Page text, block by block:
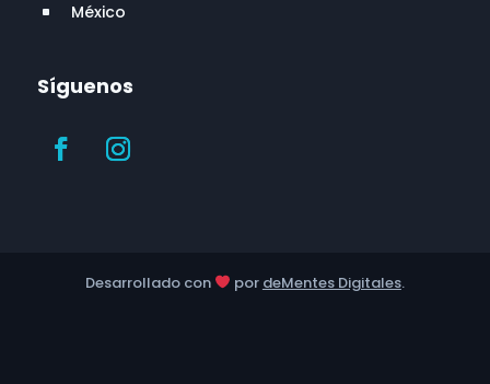
^ México
Síguenos
Desarrollado con por deMentes Digitales.